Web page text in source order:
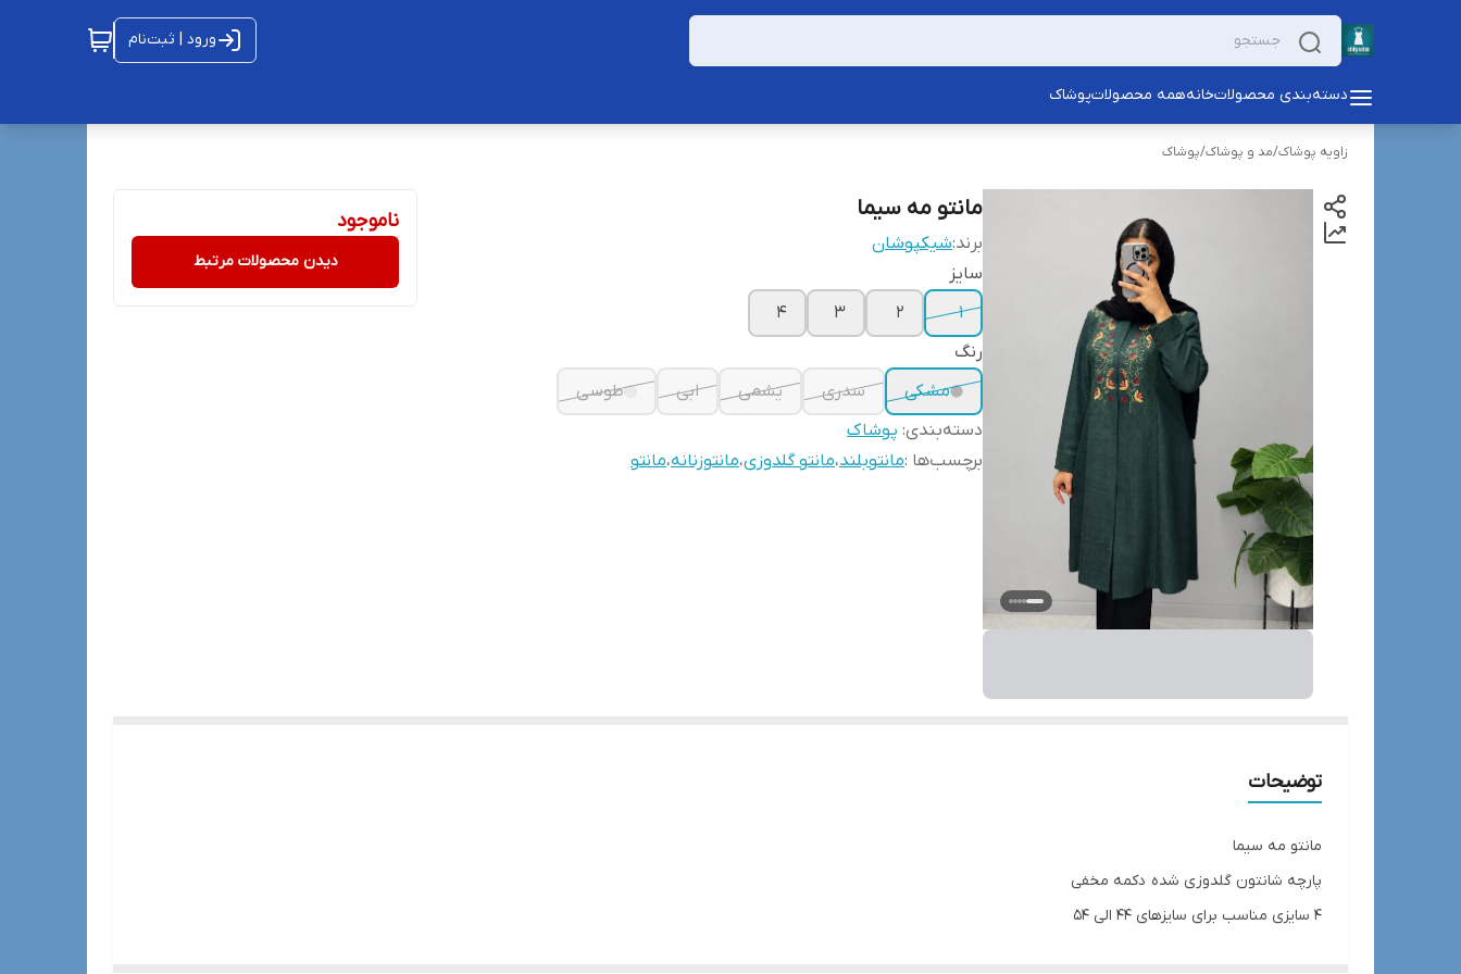
ورود | ثبت‌نام
دسته‌بندی محصولاتخانههمه محصولاتپوشاک
زاویه پوشاک/مد و پوشاک/پوشاک
مانتو مه سیما
برند:شیکپوشان
سایز
۱
۲ ۳
۴
رنگ
مشکی
سدری یشمی ابی
طوسی
دسته‌بندی: پوشاک
برچسب‌ها :مانتوبلند،مانتو گلدوزی،مانتوزنانه،مانتو
ناموجود
دیدن محصولات مرتبط
توضیحات
مانتو مه سیما
پارچه شانتون گلدوزی شده دکمه مخفی
۴ سایزی مناسب برای سایزهای ۴۴ الی ۵۴